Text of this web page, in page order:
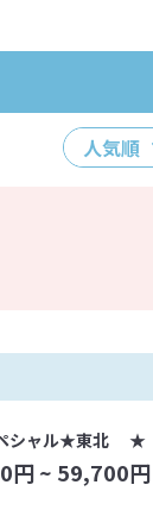
人気順
ペシャル★東北 ★
円 ~ 59,700円